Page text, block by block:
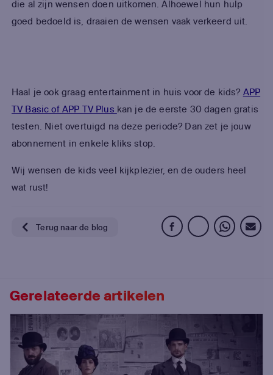
die al zijn wensen doen uitkomen. Alhoewel hun hulp
goed bedoeld is, draaien de wensen vaak verkeerd uit.
Haal je ook graag entertainment in huis voor de kids? APP
TV Basic of APP TV Plus kan je de eerste 30 dagen gratis
testen. Niet overtuigd na deze periode? Dan zet je jouw
abonnement in enkele kliks stop.
Wij wensen de kids veel kijkplezier, en de ouders heel
wat rust!
Terug naar de blog
Gerelateerde artikelen